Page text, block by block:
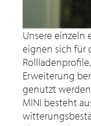
Unsere einzeln
eignen sich für
Erweiterung
genutzt
MINI besteht